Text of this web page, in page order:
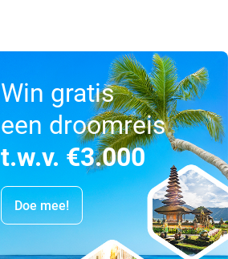
Win gratis
een droomreis
t.w.v. €3.000
Doe mee!